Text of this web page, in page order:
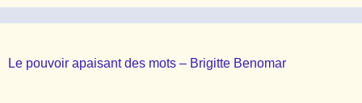
Le pouvoir apaisant des mots – Brigitte Benomar